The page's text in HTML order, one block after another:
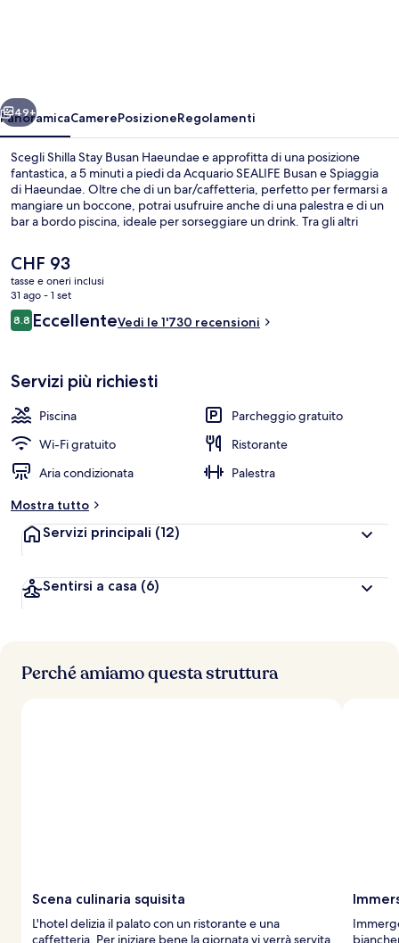
Avanti
49+
PanoramicaCamerePosizioneRegolamenti
Scegli Shilla Stay Busan Haeundae e approfitta di una posizione
fantastica, a 5 minuti a piedi da Acquario SEALIFE Busan e Spiaggia
di Haeundae. Oltre che di un bar/caffetteria, perfetto per fermarsi a
mangiare un boccone, potrai usufruire anche di una palestra e di un
bar a bordo piscina, ideale per sorseggiare un drink. Tra gli altri
sauna e una piscina stagionale all'aperto. Le recensioni dei
viaggiatori lodano il personale gentile e la posizione invidiabile. La
struttura è una comoda base per spostarsi con i mezzi pubblici:
Stazione di Haeundae si trova a 7 min a piedi e Stazione di
Dongbaeg a 14.
Il
prezzo
attuale
è
CHF 93
CHF 93
tasse e oneri inclusi
31 ago - 1 set
Recensioni
8.88.8 su 10
EccellenteVedi le 1'730 recensioni
Servizi più richiesti
Piscina
Parcheggio gratuito
Wi-Fi gratuito
Ristorante
Aria condizionata
Palestra
Mostra tutto
Servizi principali (12)
Sentirsi a casa (6)
Perché amiamo questa struttura
Scena culinaria squisita
L'hotel delizia il palato con un ristorante e una
caffetteria. Per iniziare bene la giornata vi verrà servita